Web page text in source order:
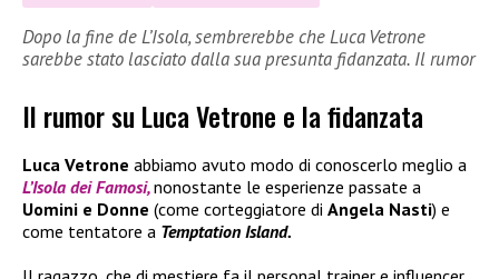
Dopo la fine de L’Isola, sembrerebbe che Luca Vetrone
sarebbe stato lasciato dalla sua presunta fidanzata. Il rumor
Il rumor su Luca Vetrone e la fidanzata
Luca Vetrone abbiamo avuto modo di conoscerlo meglio a
L’Isola dei Famosi,nonostante le esperienze passate a
Uomini e Donne (come corteggiatore di Angela Nasti) e
come tentatore a Temptation Island.